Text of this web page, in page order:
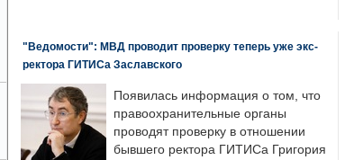
"Ведомости": МВД проводит проверку теперь уже экс-
ректора ГИТИСа Заславского
Появилась информация о том, что
правоохранительные органы
проводят проверку в отношении
бывшего ректора ГИТИСа Григория